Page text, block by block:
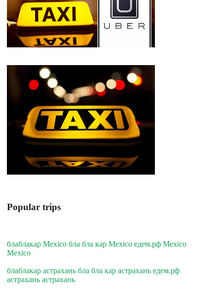
Popular trips
блаблакар Mexico бла бла кар Mexico едем.рф Mexico
Mexico
блаблакар астрахань бла бла кар астрахань едем.рф
астрахань астрахань